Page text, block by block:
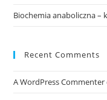
Biochemia anaboliczna –
Recent Comments
A WordPress Commenter